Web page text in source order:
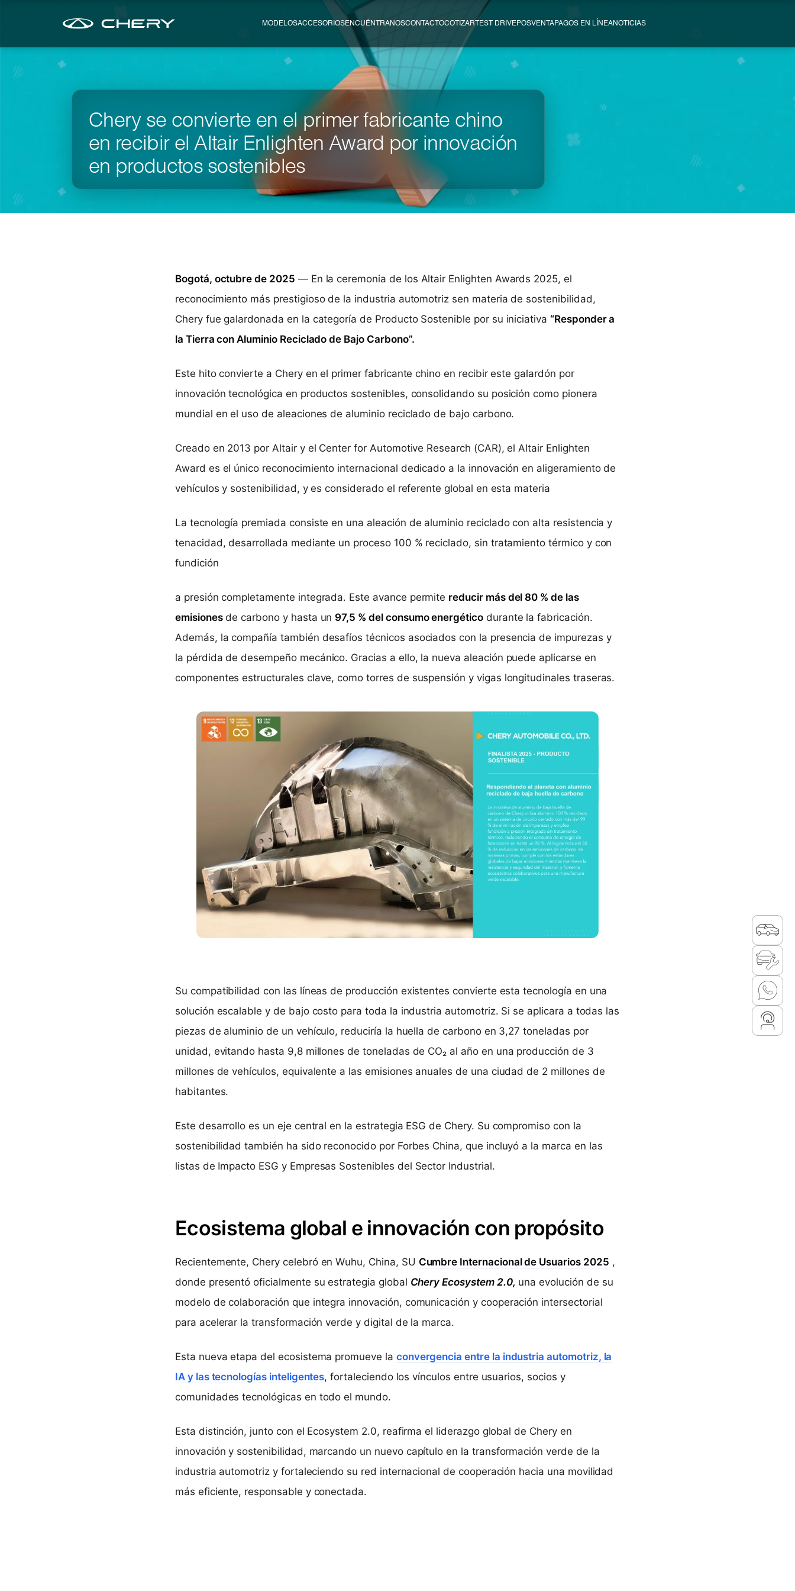
MODELOSACCESORIOSENCUÉNTRANOSCONTACTOCOTIZARTEST DRIVEPOSVENTAPAGOS EN LÍNEANOTICIAS
Chery se convierte en el primer fabricante chino
en recibir el Altair Enlighten Award por innovación
en productos sostenibles
Bogotá, octubre de 2025 — En la ceremonia de los Altair Enlighten Awards 2025, el
reconocimiento más prestigioso de la industria automotriz sen materia de sostenibilidad,
Chery fue galardonada en la categoría de Producto Sostenible por su iniciativa “Responder a
la Tierra con Aluminio Reciclado de Bajo Carbono”.
Este hito convierte a Chery en el primer fabricante chino en recibir este galardón por
innovación tecnológica en productos sostenibles, consolidando su posición como pionera
mundial en el uso de aleaciones de aluminio reciclado de bajo carbono.
Creado en 2013 por Altair y el Center for Automotive Research (CAR), el Altair Enlighten
Award es el único reconocimiento internacional dedicado a la innovación en aligeramiento de
vehículos y sostenibilidad, y es considerado el referente global en esta materia
La tecnología premiada consiste en una aleación de aluminio reciclado con alta resistencia y
tenacidad, desarrollada mediante un proceso 100 % reciclado, sin tratamiento térmico y con
fundición
a presión completamente integrada. Este avance permite reducir más del 80 % de las
emisionesde carbono y hasta un 97,5 % del consumo energéticodurante la fabricación.
Además, la compañía también desafíos técnicos asociados con la presencia de impurezas y
la pérdida de desempeño mecánico. Gracias a ello, la nueva aleación puede aplicarse en
componentes estructurales clave, como torres de suspensión y vigas longitudinales traseras.
Su compatibilidad con las líneas de producción existentes convierte esta tecnología en una
solución escalable y de bajo costo para toda la industria automotriz. Si se aplicara a todas las
piezas de aluminio de un vehículo, reduciría la huella de carbono en 3,27 toneladas por
unidad, evitando hasta 9,8 millones de toneladas de CO₂ al año en una producción de 3
millones de vehículos, equivalente a las emisiones anuales de una ciudad de 2 millones de
habitantes.
Este desarrollo es un eje central en la estrategia ESG de Chery. Su compromiso con la
sostenibilidad también ha sido reconocido por Forbes China, que incluyó a la marca en las
listas de Impacto ESG y Empresas Sostenibles del Sector Industrial.
Ecosistema global e innovación con propósito
Recientemente, Chery celebró en Wuhu, China, SU Cumbre Internacional de Usuarios 2025 ,
donde presentó oficialmente su estrategia global Chery Ecosystem 2.0, una evolución de su
modelo de colaboración que integra innovación, comunicación y cooperación intersectorial
para acelerar la transformación verde y digital de la marca.
Esta nueva etapa del ecosistema promueve la convergencia entre la industria automotriz, la
IA y las tecnologías inteligentes, fortaleciendo los vínculos entre usuarios, socios y
comunidades tecnológicas en todo el mundo.
Esta distinción, junto con el Ecosystem 2.0, reafirma el liderazgo global de Chery en
innovación y sostenibilidad, marcando un nuevo capítulo en la transformación verde de la
industria automotriz y fortaleciendo su red internacional de cooperación hacia una movilidad
más eficiente, responsable y conectada.